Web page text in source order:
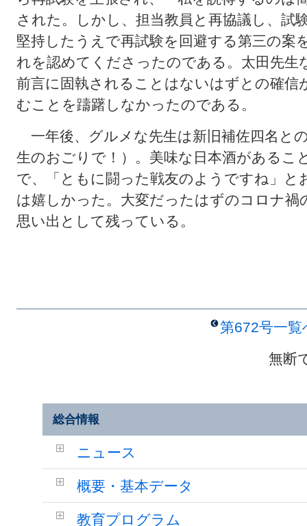
された。しかし、担当教員と再協議し、試
堅持したうえで再試験を回避する第三の案
れを認めてくださったのである。太田先
前言に固執されることはないはずとの確信
むことを躊躇しなかったのである。
一年後、グルメな先生は新旧補佐四名と
生のおごりで！）。美味な日本酒があるこ
で、「ともに闘った戦友のようですね」
は嬉しかった。大変だったはずのコロナ禍
思い出として残っている。
第672号一覧
無断
総合情報
ニュース
概要・基本データ
教育プログラム